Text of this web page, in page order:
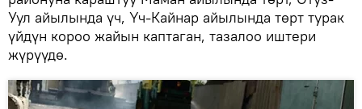
Уул айылында үч, Үч-Кайнар айылында төрт турак
үйдүн короо жайын каптаган, тазалоо иштери
жүрүүдө.